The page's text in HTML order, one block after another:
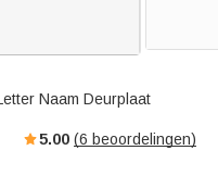
Naam Deurplaat
5.00 (6 beoordelingen)